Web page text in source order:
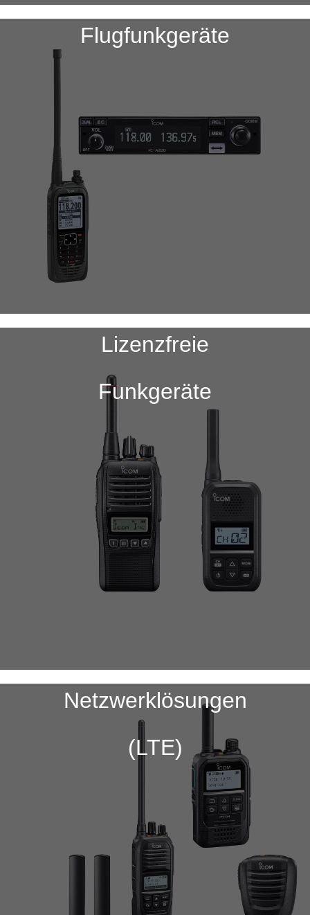
Flugfunkgeräte
Lizenzfreie
Funkgeräte
Netzwerklösungen
(LTE)